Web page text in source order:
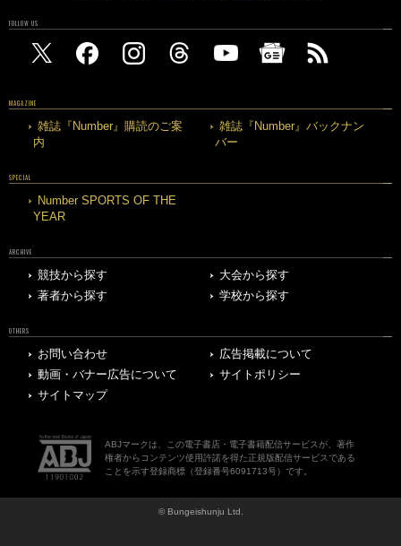
FOLLOW US
MAGAZINE
雑誌『Number』購読のご案
内
雑誌『Number』バックナン
バー
SPECIAL
Number SPORTS OF THE
YEAR
ARCHIVE
競技から探す
大会から探す
著者から探す
学校から探す
OTHERS
お問い合わせ
広告掲載について
動画・バナー広告について
サイトポリシー
サイトマップ
ABJマークは、この電子書店・電子書籍配信サービスが、著作
権者からコンテンツ使用許諾を得た正規版配信サービスである
ことを示す登録商標（登録番号6091713号）です。
© Bungeishunju Ltd.